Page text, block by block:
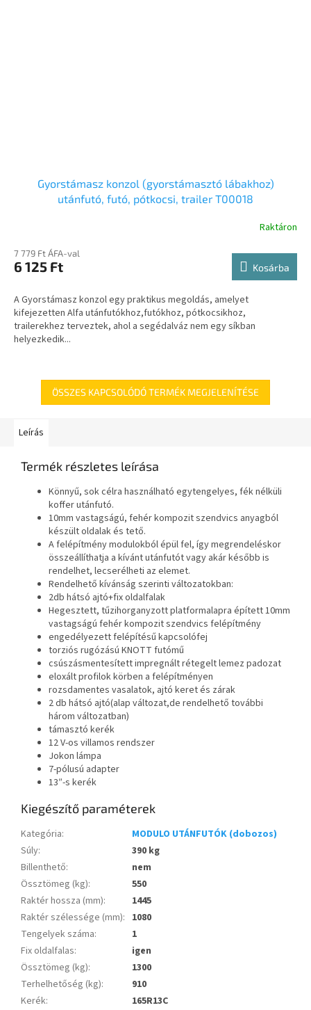
Gyorstámasz konzol (gyorstámasztó lábakhoz)
utánfutó, futó, pótkocsi, trailer T00018
Raktáron
7 779 Ft ÁFA-val
6 125 Ft Kosárba
A Gyorstámasz konzol egy praktikus megoldás, amelyet
kifejezetten Alfa utánfutókhoz,futókhoz, pótkocsikhoz,
trailerekhez terveztek, ahol a segédalváz nem egy síkban
helyezkedik...
ÖSSZES KAPCSOLÓDÓ TERMÉK MEGJELENÍTÉSE
Leírás
Termék részletes leírása
Könnyű, sok célra használható egytengelyes, fék nélküli
koffer utánfutó.
10mm vastagságú, fehér kompozit szendvics anyagból
készült oldalak és tető.
A felépítmény modulokból épül fel, így megrendeléskor
összeállíthatja a kívánt utánfutót vagy akár később is
rendelhet, lecserélheti az elemet.
Rendelhető kívánság szerinti változatokban:
2db hátsó ajtó+fix oldalfalak
Hegesztett, tűzihorganyzott platformalapra épített 10mm
vastagságú fehér kompozit szendvics felépítmény
engedélyezett felépítésű kapcsolófej
torziós rugózású KNOTT futómű
csúszásmentesített impregnált rétegelt lemez padozat
eloxált profilok körben a felépítményen
rozsdamentes vasalatok, ajtó keret és zárak
2 db hátsó ajtó(alap változat,de rendelhető további
három változatban)
támasztó kerék
12 V-os villamos rendszer
Jokon lámpa
7-pólusú adapter
13″-s kerék
Kiegészítő paraméterek
Kategória:
MODULO UTÁNFUTÓK (dobozos)
Súly:
390 kg
Billenthető:
nem
Össztömeg (kg):
550
Raktér hossza (mm):
1445
Raktér szélessége (mm): 1080
Tengelyek száma:
1
Fix oldalfalas:
igen
Össztömeg (kg):
1300
Terhelhetőség (kg):
910
Kerék:
165R13C